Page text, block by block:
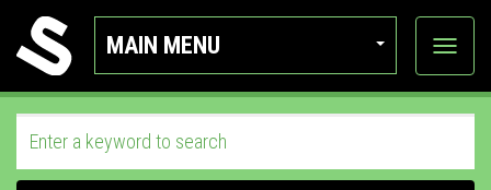
MAIN MENU
View